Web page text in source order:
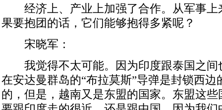
经济上、产业上加强了合作。从军事上
果要抱团的话，它们能够抱得多紧呢？
宋晓军：
我觉得不太可能。因为印度跟泰国之间
在安达曼群岛的“布拉莫斯”导弹是封锁西
的，但是，越南又是东盟的国家。东盟这